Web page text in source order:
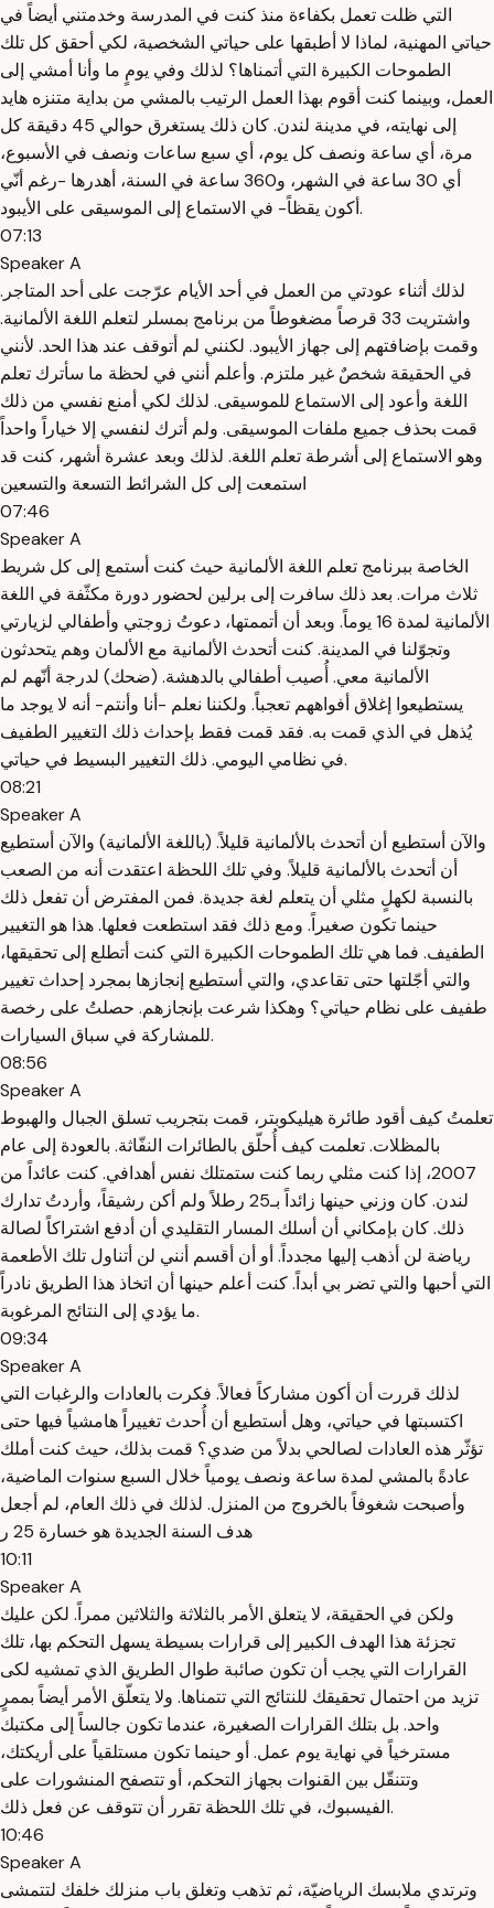
التي ظلت تعمل بكفاءة منذ كنت في المدرسة وخدمتني أيضاً في
حياتي المهنية، لماذا لا أطبقها على حياتي الشخصية، لكي أحقق كل تلك
الطموحات الكبيرة التي أتمناها؟ لذلك وفي يومٍ ما وأنا أمشي إلى
العمل، وبينما كنت أقوم بهذا العمل الرتيب بالمشي من بداية متنزه هايد
إلى نهايته، في مدينة لندن. كان ذلك يستغرق حوالي 45 دقيقة كل
مرة، أي ساعة ونصف كل يوم، أي سبع ساعات ونصف في الأسبوع،
أي 30 ساعة في الشهر، و360 ساعة في السنة، أهدرها -رغم أنّي
أكون يقظاً- في الاستماع إلى الموسيقى على الأيبود.
07:13
Speaker A
لذلك أثناء عودتي من العمل في أحد الأيام عرّجت على أحد المتاجر.
واشتريت 33 قرصاً مضغوطاً من برنامج بمسلر لتعلم اللغة الألمانية.
وقمت بإضافتهم إلى جهاز الأيبود. لكنني لم أتوقف عند هذا الحد. لأنني
في الحقيقة شخصٌ غير ملتزم. وأعلم أنني في لحظة ما سأترك تعلم
اللغة وأعود إلى الاستماع للموسيقى. لذلك لكي أمنع نفسي من ذلك
قمت بحذف جميع ملفات الموسيقى. ولم أترك لنفسي إلا خياراً واحداً
وهو الاستماع إلى أشرطة تعلم اللغة. لذلك وبعد عشرة أشهر، كنت قد
استمعت إلى كل الشرائط التسعة والتسعين
07:46
Speaker A
الخاصة ببرنامج تعلم اللغة الألمانية حيث كنت أستمع إلى كل شريط
ثلاث مرات. بعد ذلك سافرت إلى برلين لحضور دورة مكثّفة في اللغة
الألمانية لمدة 16 يوماً. وبعد أن أتممتها، دعوتُ زوجتي وأطفالي لزيارتي
وتجوّلنا في المدينة. كنت أتحدث الألمانية مع الألمان وهم يتحدثون
الألمانية معي. أُصيب أطفالي بالدهشة. (ضحك) لدرجة أنّهم لم
يستطيعوا إغلاق أفواههم تعجباً. ولكننا نعلم -أنا وأنتم- أنه لا يوجد ما
يُذهل في الذي قمت به. فقد قمت فقط بإحداث ذلك التغيير الطفيف
في نظامي اليومي. ذلك التغيير البسيط في حياتي.
08:21
Speaker A
والآن أستطيع أن أتحدث بالألمانية قليلاً. (باللغة الألمانية) والآن أستطيع
أن أتحدث بالألمانية قليلاً. وفي تلك اللحظة اعتقدت أنه من الصعب
بالنسبة لكهلٍ مثلي أن يتعلم لغة جديدة. فمن المفترض أن تفعل ذلك
حينما تكون صغيراً. ومع ذلك فقد استطعت فعلها. هذا هو التغيير
الطفيف. فما هي تلك الطموحات الكبيرة التي كنت أتطلع إلى تحقيقها،
والتي أجّلتها حتى تقاعدي، والتي أستطيع إنجازها بمجرد إحداث تغيير
طفيف على نظام حياتي؟ وهكذا شرعت بإنجازهم. حصلتُ على رخصة
للمشاركة في سباق السيارات.
08:56
Speaker A
تعلمتُ كيف أقود طائرة هيليكوبتر، قمت بتجريب تسلق الجبال والهبوط
بالمظلات. تعلمت كيف أُحلّق بالطائرات النفّاثة. بالعودة إلى عام
2007، إذا كنت مثلي ربما كنت ستمتلك نفس أهدافي. كنت عائداً من
لندن. كان وزني حينها زائداً بـ25 رطلاً ولم أكن رشيقاً، وأردتُ تدارك
ذلك. كان بإمكاني أن أسلك المسار التقليدي أن أدفع اشتراكاً لصالة
رياضة لن أذهب إليها مجدداً. أو أن أقسم أنني لن أتناول تلك الأطعمة
التي أحبها والتي تضر بي أبداً. كنت أعلم حينها أن اتخاذ هذا الطريق نادراً
ما يؤدي إلى النتائج المرغوبة.
09:34
Speaker A
لذلك قررت أن أكون مشاركاً فعالاً. فكرت بالعادات والرغبات التي
اكتسبتها في حياتي، وهل أستطيع أن أُحدث تغييراً هامشياً فيها حتى
تؤثّر هذه العادات لصالحي بدلاً من ضدي؟ قمت بذلك، حيث كنت أملك
عادةً بالمشي لمدة ساعة ونصف يومياً خلال السبع سنوات الماضية،
وأصبحت شغوفاً بالخروج من المنزل. لذلك في ذلك العام، لم أجعل
هدف السنة الجديدة هو خسارة 25 ر
10:11
Speaker A
ولكن في الحقيقة، لا يتعلق الأمر بالثلاثة والثلاثين ممراً. لكن عليك
تجزئة هذا الهدف الكبير إلى قرارات بسيطة يسهل التحكم بها، تلك
القرارات التي يجب أن تكون صائبة طوال الطريق الذي تمشيه لكى
تزيد من احتمال تحقيقك للنتائج التي تتمناها. ولا يتعلّق الأمر أيضاً بممرٍ
واحد. بل بتلك القرارات الصغيرة، عندما تكون جالساً إلى مكتبك
مسترخياً في نهاية يوم عمل. أو حينما تكون مستلقياً على أريكتك،
وتتنقّل بين القنوات بجهاز التحكم، أو تتصفح المنشورات على
الفيسبوك، في تلك اللحظة تقرر أن تتوقف عن فعل ذلك.
10:46
Speaker A
وترتدي ملابسك الرياضيّة، ثم تذهب وتغلق باب منزلك خلفك لتتمشى